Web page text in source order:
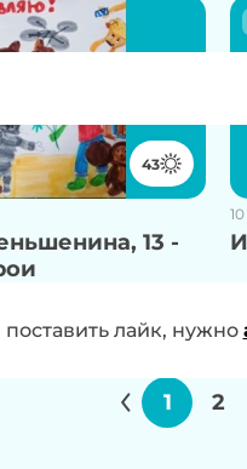
43
13 -
1 2
за работу,
лайк, нужно